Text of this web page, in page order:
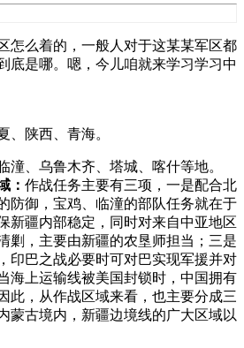
怎么着的，一般人对于这某某军区都
底是哪。嗯，今儿咱就来学习学­习中
、陕西、青海。­
潼、乌鲁木齐、塔城、喀什等地。­
： 作战任务主要有三项，一是配合北
防御，宝鸡、临潼的部队任务就在于
新疆内部稳定，同时对来自中亚地区
剿，主要由新疆的农垦师担当；三是
印巴之战必要时可对巴实现军援并对
海上运输线被美国封锁时，中国拥有
此，从作战区域来看，也主要分成三
蒙古境内，新疆边境线的广大区域以